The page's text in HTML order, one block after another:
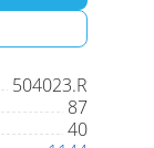
504023.R
87
40